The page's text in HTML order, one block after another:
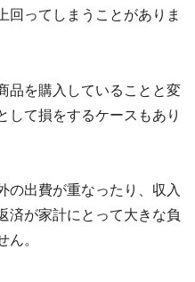
回ってしまうことがありま
品を購入していることと変
して損をするケースもあり
の出費が重なったり、収入
済が家計にとって大きな負
ん。